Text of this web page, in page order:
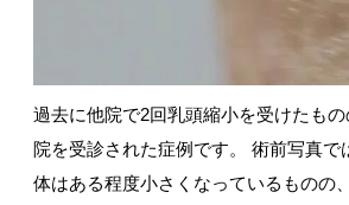
過去に他院で2回乳頭縮小を受けたも
院を受診された症例です。 術前写真で
体はある程度小さくなっているものの